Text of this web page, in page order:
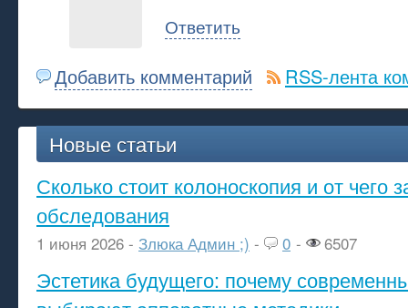
Ответить
Добавить комментарий RSS-лента
Новые статьи
Сколько стоит колоноскопия и от чего
обследования
1 июня 2026 - Злюка Админ ;) - 0 - 6507
Эстетика будущего: почему